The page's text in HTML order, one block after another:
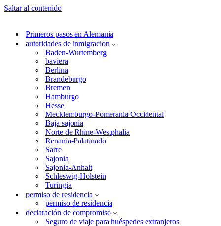
Saltar al contenido
Primeros pasos en Alemania
autoridades de inmigracion
Baden-Wurtemberg
baviera
Berlina
Brandeburgo
Bremen
Hamburgo
Hesse
Mecklemburgo-Pomerania Occidental
Baja sajonia
Norte de Rhine-Westphalia
Renania-Palatinado
Sarre
Sajonia
Sajonia-Anhalt
Schleswig-Holstein
Turingia
permiso de residencia
permiso de residencia
declaración de compromiso
Seguro de viaje para huéspedes extranjeros